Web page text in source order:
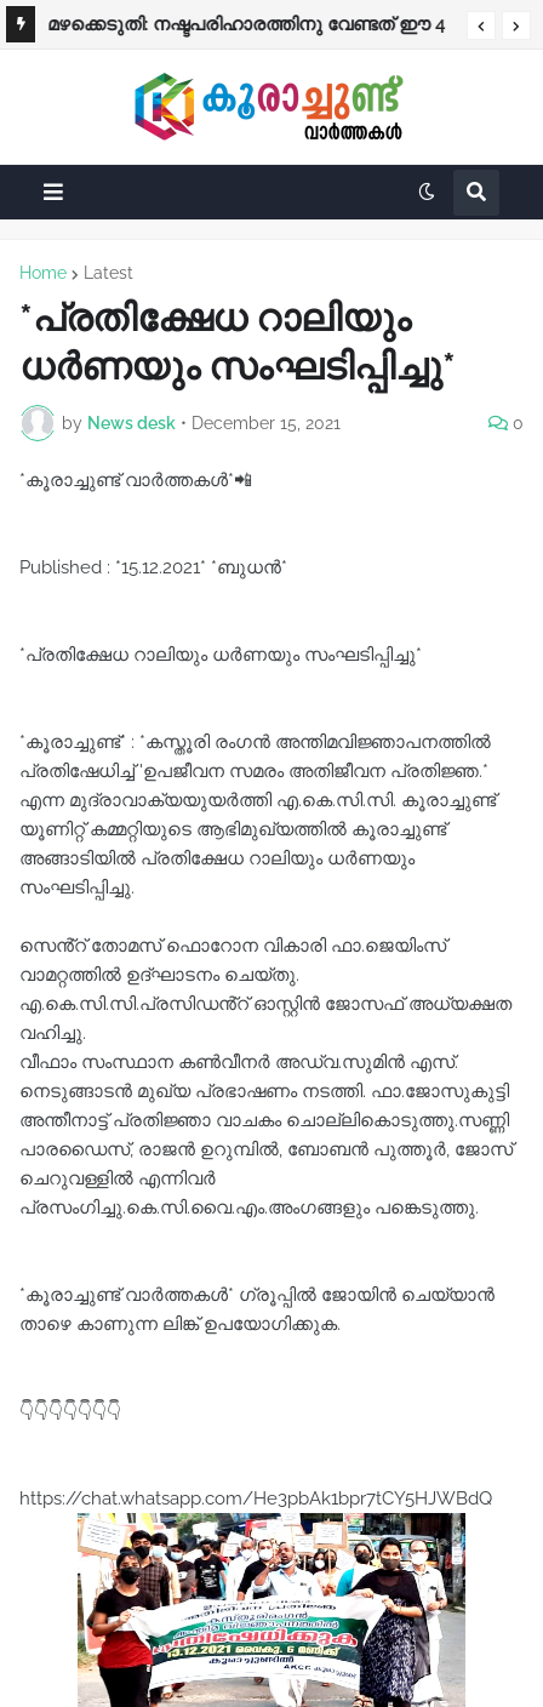
മഴക്കെടുതി: നഷ്ടപരിഹാരത്തിനു വേണ്ടത് ഈ 4
പ്രത്യേക ശ്രദ്ധക്ക്
Home Latest
*പ്രതിക്ഷേധ റാലിയും
ധർണയും സംഘടിപ്പിച്ചു*
by News desk • December 15, 2021 0
*കൂരാച്ചുണ്ട് വാർത്തകൾ*📲
Published : *15.12.2021* *ബുധൻ*
*പ്രതിക്ഷേധ റാലിയും ധർണയും സംഘടിപ്പിച്ചു*
*കൂരാച്ചുണ്ട്* : *കസ്തൂരി രംഗൻ അന്തിമവിജ്ഞാപനത്തിൽ
പ്രതിഷേധിച്ച് 'ഉപജീവന സമരം അതിജീവന പ്രതിജ്ഞ.*
എന്ന മുദ്രാവാക്യയുയർത്തി എ.കെ.സി.സി. കൂരാച്ചുണ്ട്
യൂണിറ്റ് കമ്മറ്റിയുടെ ആഭിമുഖ്യത്തിൽ കൂരാച്ചുണ്ട്
അങ്ങാടിയിൽ പ്രതിക്ഷേധ റാലിയും ധർണയും
സംഘടിപ്പിച്ചു.
സെൻ്റ് തോമസ് ഫൊറോന വികാരി ഫാ.ജെയിംസ്
വാമറ്റത്തിൽ ഉദ്ഘാടനം ചെയ്തു.
എ.കെ.സി.സി.പ്രസിഡൻ്റ് ഓസ്റ്റിൻ ജോസഫ് അധ്യക്ഷത
വഹിച്ചു.
വീഫാം സംസ്ഥാന കൺവീനർ അഡ്വ.സുമിൻ എസ്.
നെടുങ്ങാടൻ മുഖ്യ പ്രഭാഷണം നടത്തി. ഫാ.ജോസുകുട്ടി
അന്തീനാട്ട് പ്രതിജ്ഞാ വാചകം ചൊല്ലികൊടുത്തു.സണ്ണി
പാരഡൈസ്, രാജൻ ഉറുമ്പിൽ, ബോബൻ പുത്തൂർ, ജോസ്
ചെറുവള്ളിൽ എന്നിവർ
പ്രസംഗിച്ചു.കെ.സി.വൈ.എം.അംഗങ്ങളും പങ്കെടുത്തു.
*കൂരാച്ചുണ്ട് വാർത്തകൾ* ഗ്രൂപ്പിൽ ജോയിൻ ചെയ്യാൻ
താഴെ കാണുന്ന ലിങ്ക് ഉപയോഗിക്കുക.
👇👇👇👇👇👇👇
https://chat.whatsapp.com/He3pbAk1bpr7tCY5HJWBdQ